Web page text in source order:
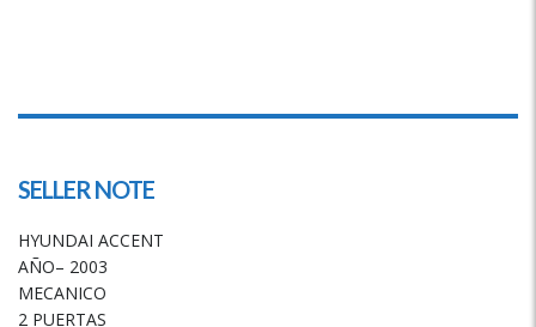
SELLER NOTE
HYUNDAI ACCENT
AÑO– 2003
MECANICO
2 PUERTAS